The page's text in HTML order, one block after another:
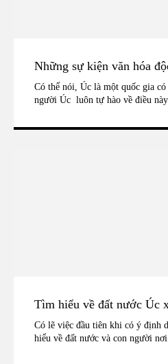
Những sự kiện văn hóa
Có thể nói, Úc là một quốc gia có
người Úc luôn tự hào về điều
Tìm hiểu về đất nước Úc
Có lẽ việc đầu tiên khi có ý định
hiểu về đất nước và con người